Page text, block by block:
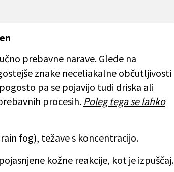
prebavne narave. Glede na
znake neceliakalne občutljivosti
pa se pojavijo tudi driska ali
procesih. Poleg tega se lahko
fog), težave s koncentracijo.
kožne reakcije, kot je izpuščaj.